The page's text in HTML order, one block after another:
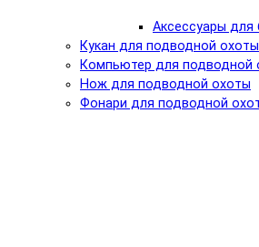
Аксессуары для
Кукан для подводной охоты
Компьютер для подводной
Нож для подводной охоты
Фонари для подводной